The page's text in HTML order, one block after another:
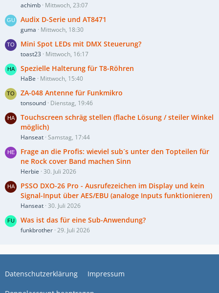
achimb Mittwoch, 23:07
Audix D-Serie und AT8471
guma Mittwoch, 18:30
Mini Spot LEDs mit DMX Steuerung?
toast23 Mittwoch, 16:17
Spezielle Halterung für T8-Röhren
HaBe Mittwoch, 15:40
ZA-048 Antenne für Funkmikro
tonsound Dienstag, 19:46
Touchscreen schräg stellen (flache Lösung / steiler Winkel
möglich)
Hanseat Samstag, 17:44
Frage an die Profis: wieviel sub´s unter den Topteilen für
ne Rock cover Band machen Sinn
Herbie 30. Juli 2026
PSSO DXO-26 Pro - Ausrufezeichen im Display und kein
Signal-Input über AES/EBU (analoge Inputs funktionieren)
Hanseat 30. Juli 2026
Was ist das für eine Sub-Anwendung?
funkbrother 29. Juli 2026
Datenschutzerklärung Impressum